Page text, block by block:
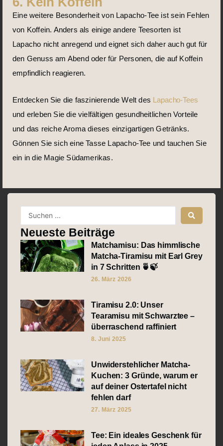
Eine weitere Besonderheit von Lapacho-Tee ist sein Fehlen
von Koffein. Anders als einige andere Teesorten ist
Lapacho nicht anregend und eignet sich daher auch gut für
den Genuss am Abend oder für Personen, die auf Koffein
empfindlich reagieren.
Entdecken Sie die faszinierende Welt des
Lapacho-Tees
und erleben Sie die vielfältigen gesundheitlichen Vorteile
und das reiche Aroma dieses einzigartigen Getränks.
Gönnen Sie sich eine Tasse Lapacho-Tee und tauchen Sie
ein in die Magie Südamerikas.
Search
...
Neueste Beiträge
Matchamisu: Das himmlische
Matcha-Tiramisu mit Earl Grey
in 7 Schritten 🍵🍃
26. März 2026
Tiramisu 2.0: Unser
Tearamisu mit Schwarztee –
überraschend raffiniert
8. Juni 2025
Unwiderstehlicher Matcha-
Kuchen: 3 Gründe, warum er
auf deiner Ostertafel nicht
fehlen darf
27. März 2025
Tee: Ein ideales Geschenk für